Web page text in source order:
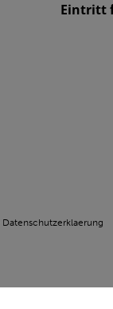
Eintritt
Datenschutzerklaerung